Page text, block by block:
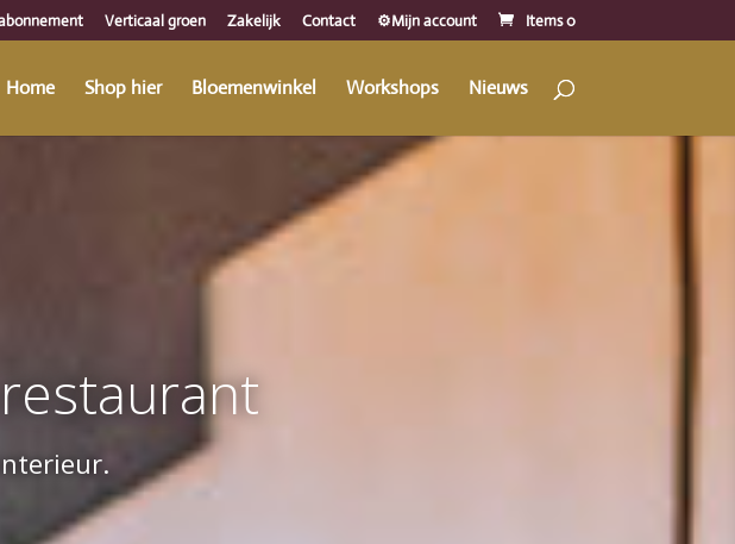
Verticaal groen Zakelijk Contact ⚙️Mijn account Items 0
Home Shop hier Bloemenwinkel Workshops Nieuws